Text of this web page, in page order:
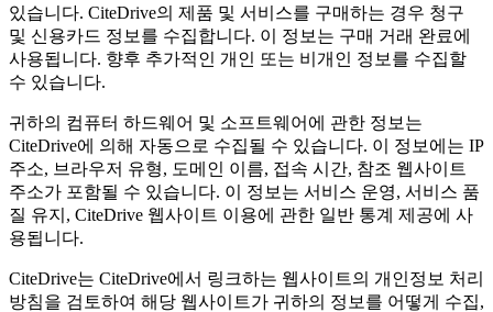
있습니다. CiteDrive의 제품 및 서비스를 구매하는 경우 청구
및 신용카드 정보를 수집합니다. 이 정보는 구매 거래 완료에
사용됩니다. 향후 추가적인 개인 또는 비개인 정보를 수집할
수 있습니다.
귀하의 컴퓨터 하드웨어 및 소프트웨어에 관한 정보는
CiteDrive에 의해 자동으로 수집될 수 있습니다. 이 정보에는 IP
주소, 브라우저 유형, 도메인 이름, 접속 시간, 참조 웹사이트
주소가 포함될 수 있습니다. 이 정보는 서비스 운영, 서비스 품
질 유지, CiteDrive 웹사이트 이용에 관한 일반 통계 제공에 사
용됩니다.
CiteDrive는 CiteDrive에서 링크하는 웹사이트의 개인정보 처리
방침을 검토하여 해당 웹사이트가 귀하의 정보를 어떻게 수집,